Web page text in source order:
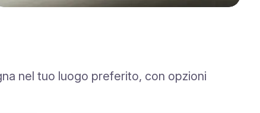
nel tuo luogo preferito, con opzioni